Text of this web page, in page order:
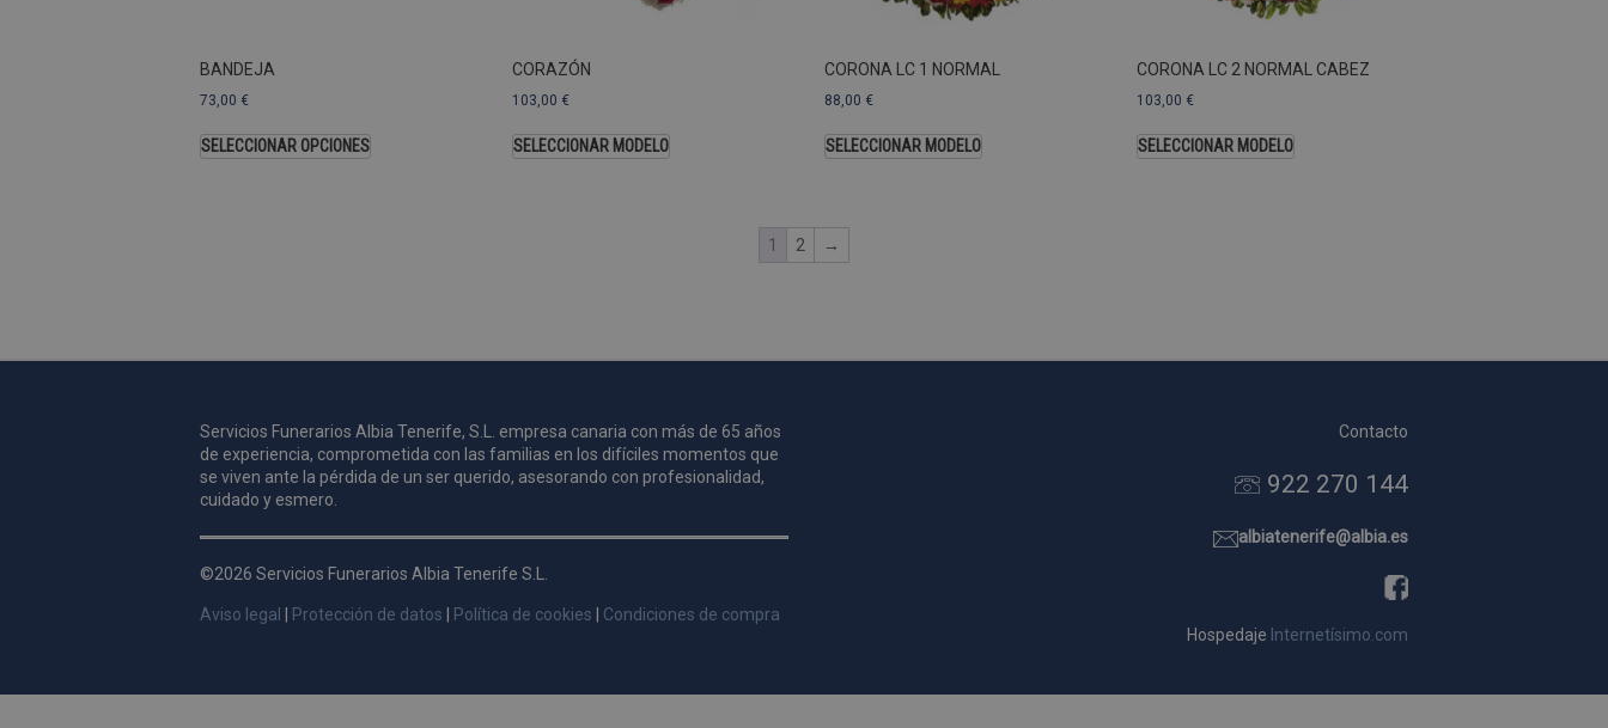
BANDEJA
73,00 €
SELECCIONAR OPCIONES
CORAZÓN
103,00 €
SELECCIONAR MODELO
CORONA LC 1 NORMAL
88,00 €
SELECCIONAR MODELO
CORONA LC 2 NORMAL CABEZ
103,00 €
SELECCIONAR MODELO
1 2 →
Servicios Funerarios Albia Tenerife, S.L. empresa canaria con más de 65 años
de experiencia, comprometida con las familias en los difíciles momentos que
se viven ante la pérdida de un ser querido, asesorando con profesionalidad,
cuidado y esmero.
©2026 Servicios Funerarios Albia Tenerife S.L.
Aviso legal | Protección de datos | Política de cookies | Condiciones de compra
Contacto
922 270 144
albiatenerife@albia.es
Hospedaje Internetísimo.com